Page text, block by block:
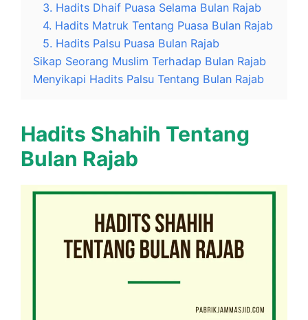
3. Hadits Dhaif Puasa Selama Bulan Rajab
4. Hadits Matruk Tentang Puasa Bulan Rajab
5. Hadits Palsu Puasa Bulan Rajab
Sikap Seorang Muslim Terhadap Bulan Rajab
Menyikapi Hadits Palsu Tentang Bulan Rajab
Hadits Shahih Tentang
Bulan Rajab